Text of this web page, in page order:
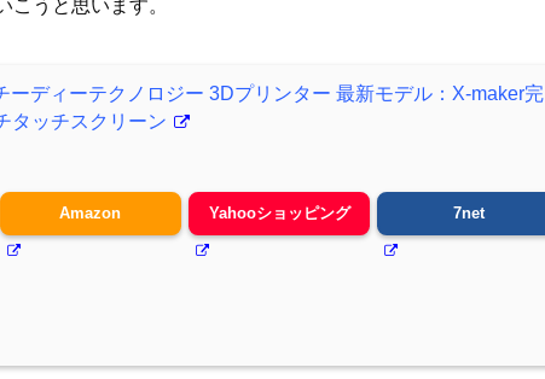
うと思います。
ーディーテクノロジー 3Dプリンター 最新モデル：X-maker完
タッチスクリーン
Amazon Yahooショッピング 7net